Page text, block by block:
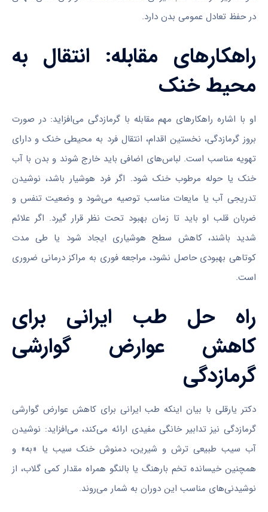
در حفظ تعادل عمومی بدن دارد.
راهکارهای مقابله: انتقال به
محیط خنک
او با اشاره راهکارهای مهم مقابله با گرمازدگی می‌افزاید: در صورت
بروز گرمازدگی، نخستین اقدام، انتقال فرد به محیطی خنک و دارای
تهویه مناسب است. لباس‌‏های اضافی باید خارج شوند و بدن با آب
خنک یا حوله مرطوب خنک شود. اگر فرد هوشیار باشد، نوشیدن
تدریجی آب یا مایعات مناسب توصیه می‏‌شود و وضعیت تنفس و
ضربان قلب او باید تا زمان بهبود تحت نظر قرار گیرد. اگر علائم
شدید باشند، کاهش سطح هوشیاری ایجاد شود یا طی مدت
کوتاهی بهبودی حاصل نشود، مراجعه فوری به مراکز درمانی ضروری
است.
راه حل طب ایرانی برای
کاهش عوارض گوارشی
گرمازدگی
دکتر یارقلی با بیان اینکه طب ایرانی برای کاهش عوارض گوارشی
گرمازدگی نیز تدابیر خانگی مفیدی ارائه می‌کند، می‌افزاید: نوشیدن
آب سیب طبیعی ترش و شیرین، دمنوش خنک سیب یا «به» و
همچنین خیسانده تخم بارهنگ یا بالنگو همراه مقدار کمی گلاب، از
نوشیدنی‌های مناسب این دوران به شمار می‌روند.